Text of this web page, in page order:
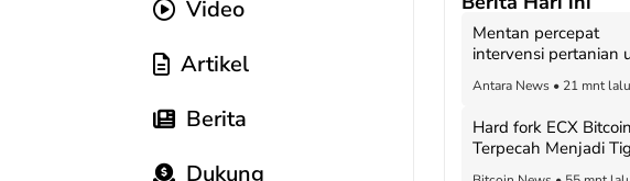
Video
Artikel
Berita
Dukung
Perbedaan
Public Key di
Mentan percepat
intervensi pertanian
tekan kemiskinan di
Antara News• 21 mnt lalu
Hard fork ECX Bitcoin
Terpecah Menjadi
Peluncuran Hingga